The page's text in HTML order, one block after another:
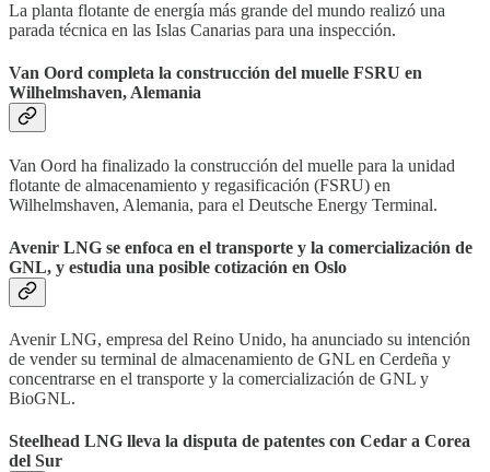
La planta flotante de energía más grande del mundo realizó una
parada técnica en las Islas Canarias para una inspección.
Van Oord completa la construcción del muelle FSRU en
Wilhelmshaven, Alemania
Van Oord ha finalizado la construcción del muelle para la unidad
flotante de almacenamiento y regasificación (FSRU) en
Wilhelmshaven, Alemania, para el Deutsche Energy Terminal.
Avenir LNG se enfoca en el transporte y la comercialización de
GNL, y estudia una posible cotización en Oslo
Avenir LNG, empresa del Reino Unido, ha anunciado su intención
de vender su terminal de almacenamiento de GNL en Cerdeña y
concentrarse en el transporte y la comercialización de GNL y
BioGNL.
Steelhead LNG lleva la disputa de patentes con Cedar a Corea
del Sur